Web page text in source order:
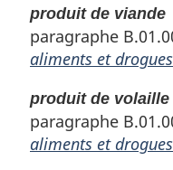
produit de viande
paragraphe
aliments et drogues
produit de volaille
paragraphe
aliments et drogues